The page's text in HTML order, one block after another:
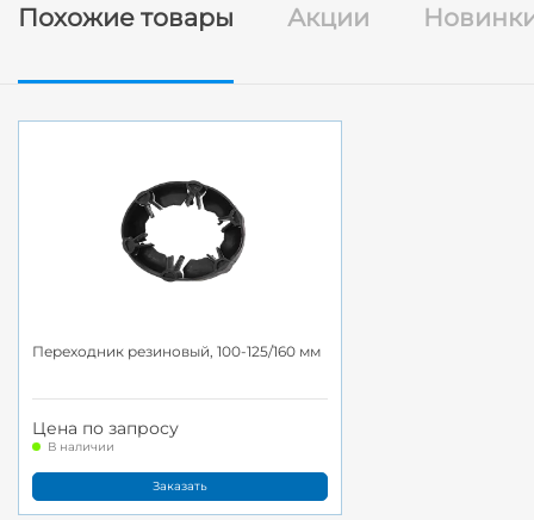
Похожие товары Акции
Переходник резиновый, 100-125/160 мм
Цена по запросу
В наличии
Заказать